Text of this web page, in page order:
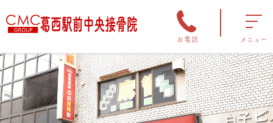
お電話 メニュー